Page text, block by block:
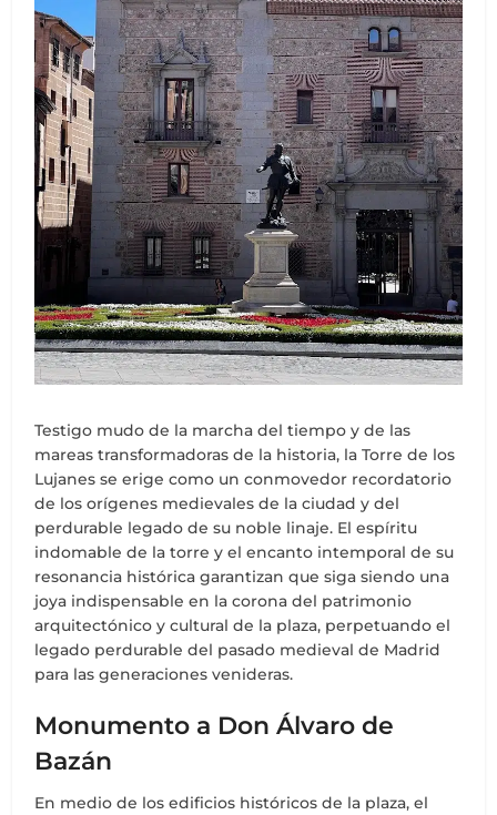
Testigo mudo de la marcha del tiempo y de las
mareas transformadoras de la historia, la Torre de los
Lujanes se erige como un conmovedor recordatorio
de los orígenes medievales de la ciudad y del
perdurable legado de su noble linaje. El espíritu
indomable de la torre y el encanto intemporal de su
resonancia histórica garantizan que siga siendo una
joya indispensable en la corona del patrimonio
arquitectónico y cultural de la plaza, perpetuando el
legado perdurable del pasado medieval de Madrid
para las generaciones venideras.
Monumento a Don Álvaro de
Bazán
En medio de los edificios históricos de la plaza, el